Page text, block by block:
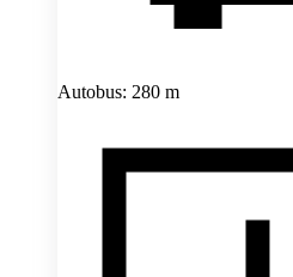
Autobus: 280 m